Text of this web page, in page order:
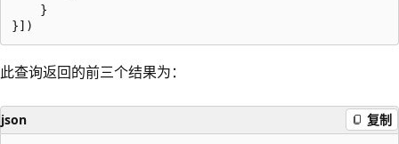
    }
此查询返回的前三个结果为：
json 复制